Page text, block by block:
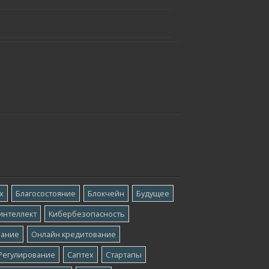
Благосостояние Блокчейн
Будущее
Кибербезопасность
Онлайн кредитование
Саптех Стартапы